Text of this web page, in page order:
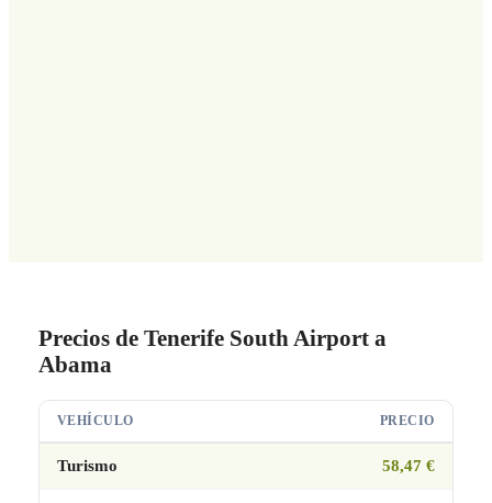
Precios de Tenerife South Airport a
Abama
VEHÍCULO PRECIO
Turismo 58,47 €